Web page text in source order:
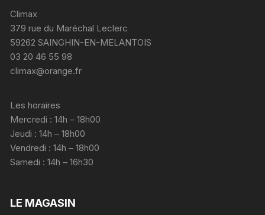
Climax
379 rue du Maréchal Leclerc
59262 SAINGHIN-EN-MELANTOIS
03 20 46 55 98
climax@orange.fr
Les horaires
Mercredi : 14h – 18h00
Jeudi : 14h – 18h00
Vendredi : 14h – 18h00
Samedi : 14h – 16h30
LE MAGASIN